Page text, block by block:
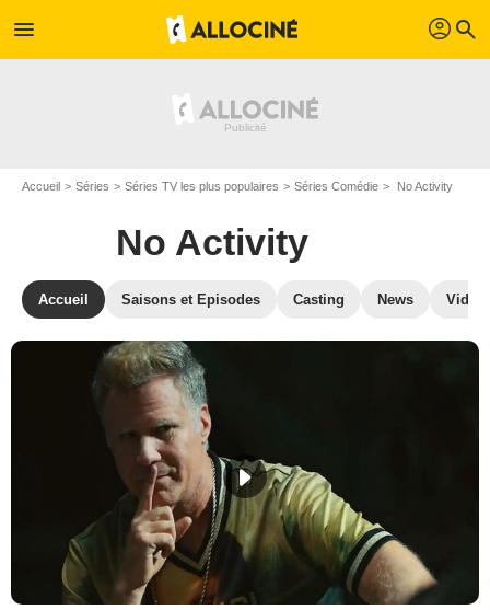
menu profil search
Accueil Séries Séries TV les plus populaires Séries Comédie No Activity
No Activity
Accueil Saisons et Episodes Casting News